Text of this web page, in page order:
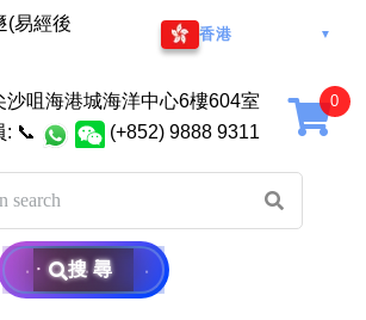
(易經後
香港 ▼
沙咀海港城海洋中心6樓604室
: 📞 (+852) 9888 9311
搜尋